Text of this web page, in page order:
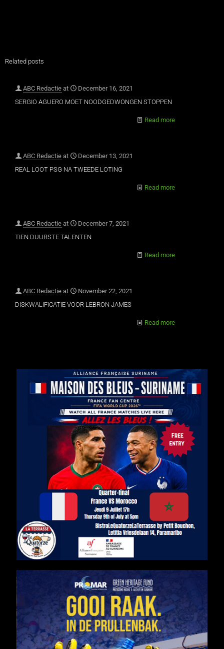
Related posts
ABC Redactie at
December 16, 2021
SERGIO AGUERO MOET NOODGEDWONGEN STOPPEN
Read more
ABC Redactie at
December 13, 2021
REAL LOOT PSG NA TWEEDE LOTING
Read more
ABC Redactie at
December 7, 2021
TIEN DUURSTE TALENTEN
Read more
ABC Redactie at
November 22, 2021
DISKWALIFICATIE VOOR LEBRON JAMES
Read more